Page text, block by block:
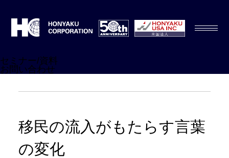
セミナー/資料
お問い合わせ
移民の流入がもたらす言葉
の変化